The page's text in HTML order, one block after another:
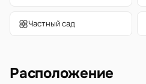
Частный сад
Расположение